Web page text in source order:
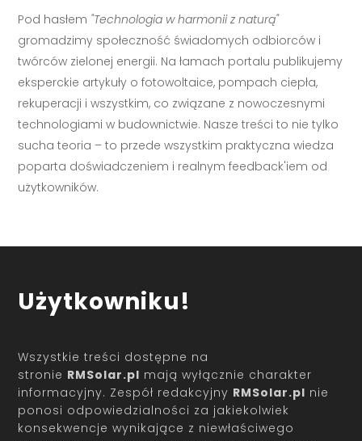
Pod hasłem "Technologia w harmonii z naturą"
gromadzimy społeczność świadomych odbiorców i
twórców zielonej energii. Na łamach portalu publikujemy
eksperckie artykuły o fotowoltaice, pompach ciepła,
rekuperacji i wszystkim, co związane z nowoczesnymi
technologiami w budownictwie. Nasze treści to nie tylko
sucha teoria – to przede wszystkim praktyczna wiedza
poparta doświadczeniem i realnym feedback'iem od
użytkowników.
Użytkowniku!
Wszystkie treści dostępne na
stronie RMSolar.pl mają wyłącznie charakter
informacyjny. Zespół redakcyjny RMSolar.pl nie
ponosi odpowiedzialności za jakiekolwiek
konsekwencje wynikające z niewłaściwego